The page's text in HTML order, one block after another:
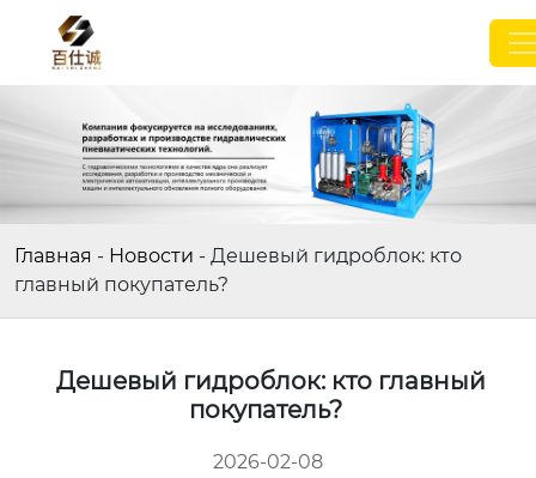
Главная - Новости - Дешевый гидроблок: кто
главный покупатель?
Дешевый гидроблок: кто главный
покупатель?
2026-02-08